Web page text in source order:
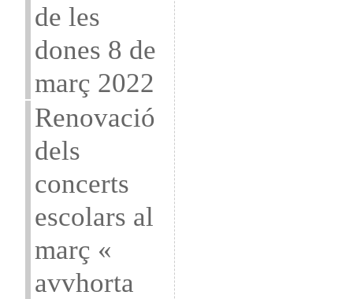
de les
dones 8 de
març 2022
Renovació
dels
concerts
escolars al
març «
avvhorta